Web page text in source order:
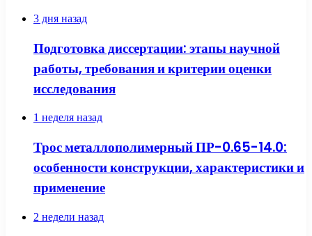
3 дня назад
Подготовка диссертации: этапы научной
работы, требования и критерии оценки
исследования
1 неделя назад
Трос металлополимерный ПР-0.65-14.0:
особенности конструкции, характеристики и
применение
2 недели назад